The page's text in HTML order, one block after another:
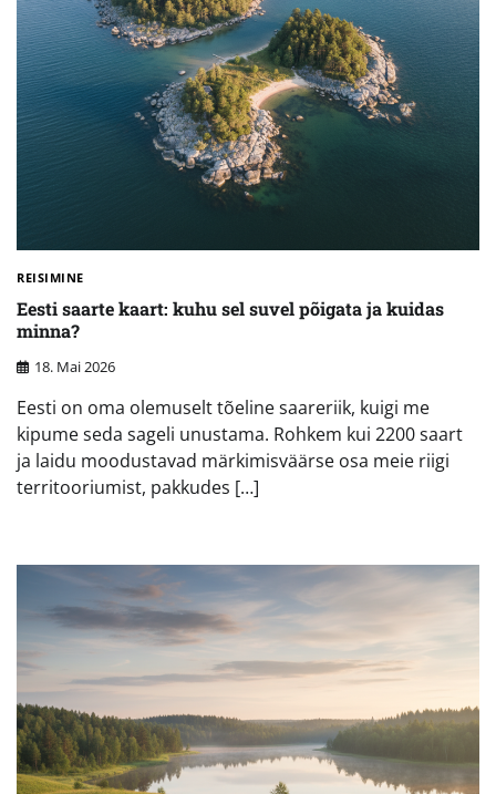
REISIMINE
Eesti saarte kaart: kuhu sel suvel põigata ja kuidas
minna?
18. Mai 2026
Eesti on oma olemuselt tõeline saareriik, kuigi me
kipume seda sageli unustama. Rohkem kui 2200 saart
ja laidu moodustavad märkimisväärse osa meie riigi
territooriumist, pakkudes […]